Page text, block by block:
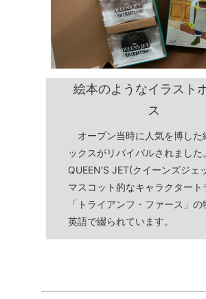
絵本のようなイラスト
ス
オープン当時に人気を博した
ックスがリバイバルされました。
QUEEN'S JET(クイーンズジェ
マスコット的なキャラクタート
「トライアンフ・ファース」の
英語で綴られています。